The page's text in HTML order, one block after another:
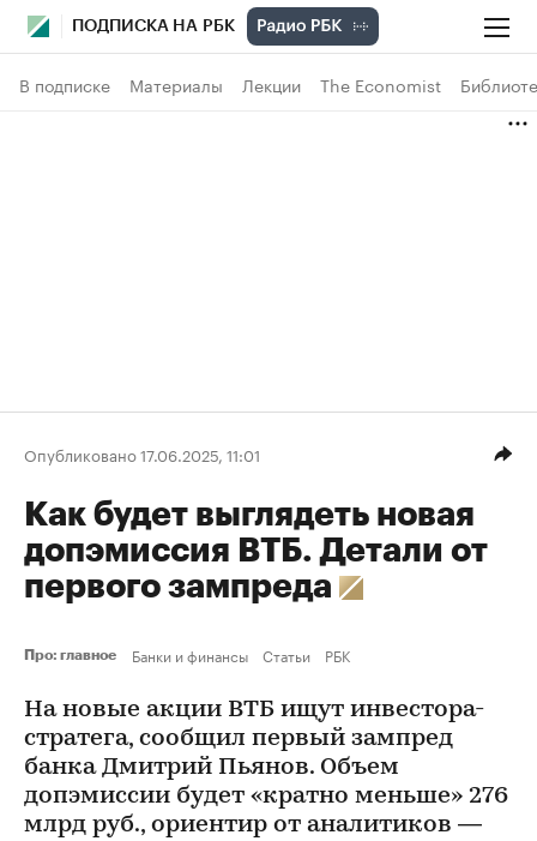
ПОДПИСКА НА РБК
В подписке Материалы Лекции The Economist
Опубликовано 17.06.2025, 11:01
Как будет выглядеть новая
допэмиссия ВТБ. Детали от
первого зампреда
Про: главное Банки и финансы Статьи РБК
На новые акции ВТБ ищут инвестора-
стратега, сообщил первый зампред
банка Дмитрий Пьянов. Объем
допэмиссии будет «кратно меньше» 276
млрд руб., ориентир от аналитиков —